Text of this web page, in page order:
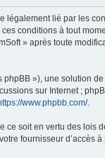
légalement lié par les
conditions à tout
» après toute
»), une solution
sur Internet ;
www.phpbb.com/.
soit en vertu des lois
fournisseur d’accès